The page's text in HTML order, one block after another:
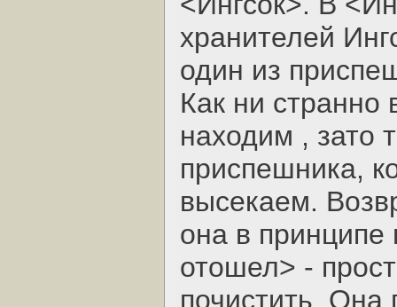
хранителей
один из
Как ни странно
находим , зато
приспешника,
высекаем.
она в принципе
отошел> -
почистить. Она